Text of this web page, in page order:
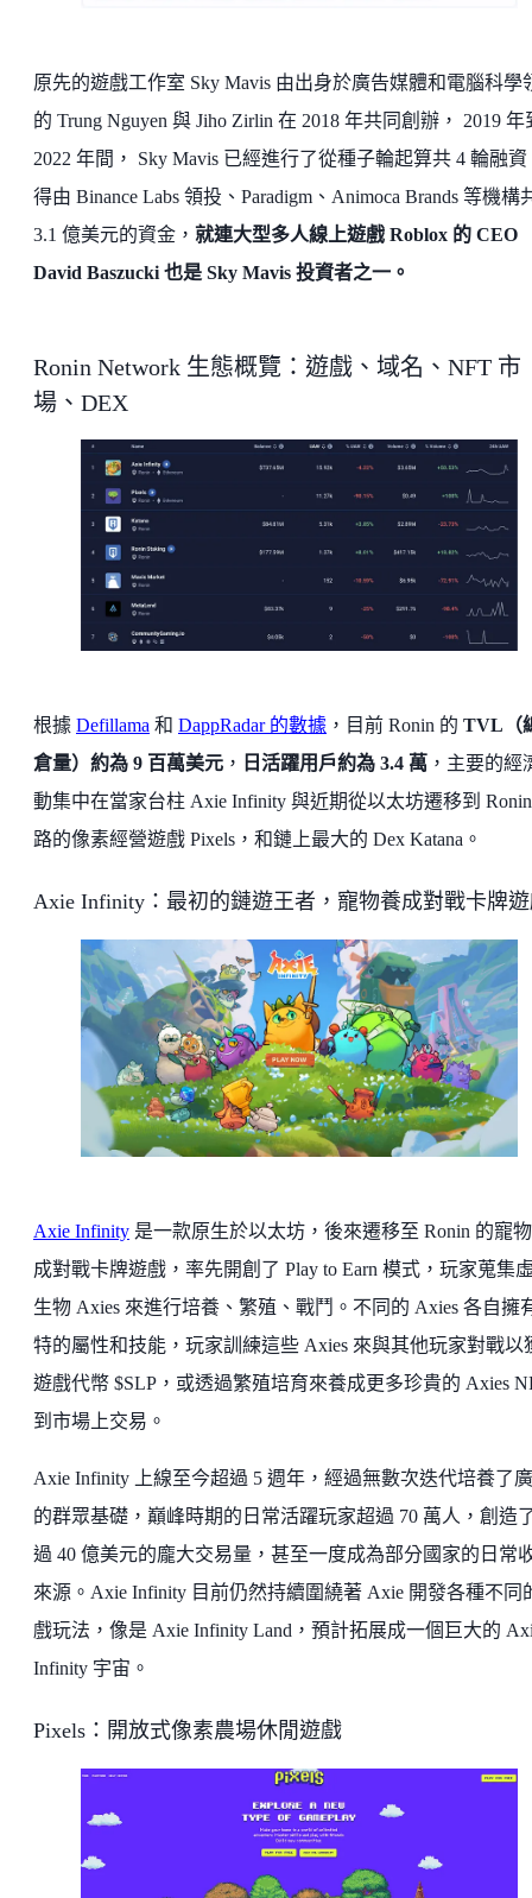
原先的遊戲工作室 Sky Mavis 由出身於廣告媒體和電腦科學
的 Trung Nguyen 與 Jiho Zirlin 在 2018 年共同創辦， 2019 年
2022 年間， Sky Mavis 已經進行了從種子輪起算共 4 輪融資
得由 Binance Labs 領投、Paradigm、Animoca Brands 等機構
3.1 億美元的資金， 就連大型多人線上遊戲 Roblox 的 CEO
David Baszucki 也是 Sky Mavis 投資者之一。
Ronin Network 生態概覽：遊戲、域名、NFT 市
場、DEX
根據 Defillama 和 DappRadar 的數據 ，目前 Ronin 的 TVL（
倉量）約為 9 百萬美元 ， 日活躍用戶約為 3.4 萬 ，主要的經
動集中在當家台柱 Axie Infinity 與近期從以太坊遷移到
路的像素經營遊戲 Pixels，和鏈上最大的 Dex Katana。
Axie Infinity：最初的鏈遊王者，寵物養成對戰卡牌
Axie Infinity 是一款原生於以太坊，後來遷移至 Ronin 的寵
成對戰卡牌遊戲，率先開創了 Play to Earn 模式，玩家蒐集
生物 Axies 來進行培養、繁殖、戰鬥。不同的 Axies 各自擁
特的屬性和技能，玩家訓練這些 Axies 來與其他玩家對戰以
遊戲代幣 $SLP，或透過繁殖培育來養成更多珍貴的 Axies
到市場上交易。
Axie Infinity 上線至今超過 5 週年，經過無數次迭代培養了
的群眾基礎，巔峰時期的日常活躍玩家超過 70 萬人，創造
過 40 億美元的龐大交易量，甚至一度成為部分國家的日常
來源。Axie Infinity 目前仍然持續圍繞著 Axie 開發各種不同
戲玩法，像是 Axie Infinity Land，預計拓展成一個巨大的
Infinity 宇宙。
Pixels：開放式像素農場休閒遊戲